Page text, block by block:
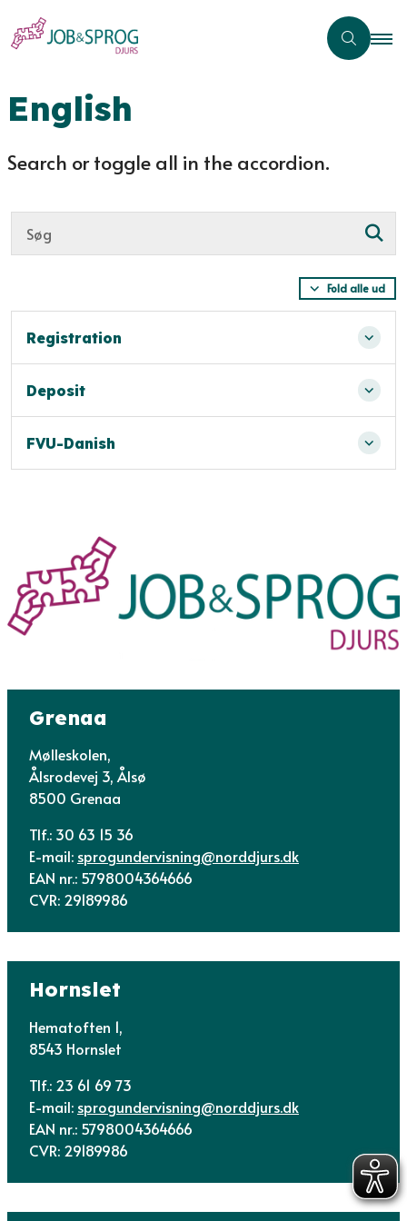
English
Search or toggle all in the accordion.
Fold alle ud
Registration
Deposit
FVU-Danish
Grenaa
Mølleskolen,
Ålsrodevej 3, Ålsø
8500 Grenaa
Tlf.: 30 63 15 36
E-mail: sprogundervisning@norddjurs.dk
EAN nr.: 5798004364666
CVR: 29189986
Hornslet
Hematoften 1,
8543 Hornslet
Tlf.: 23 61 69 73
E-mail: sprogundervisning@norddjurs.dk
EAN nr.: 5798004364666
CVR: 29189986